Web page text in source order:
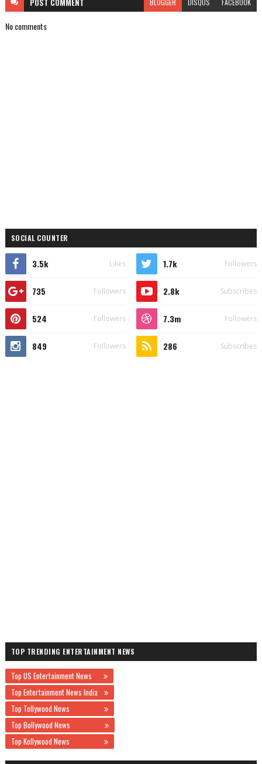
POST COMMENT BLOGGER DISQUS FACEBOOK
No comments
SOCIAL COUNTER
3.5k Likes 1.7k Followers
735 Followers 2.8k Subscribes
524 Followers 7.3m Followers
849 Followers 286 Subscribes
TOP TRENDING ENTERTAINMENT NEWS
Top US Entertainment News
Top Entertainment News India
Top Tollywood News
Top Bollywood News
Top Kollywood News